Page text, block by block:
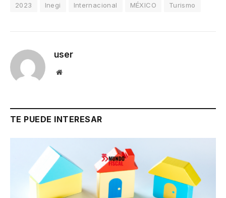
2023 Inegi Internacional MÉXICO Turismo
user
Website
TE PUEDE INTERESAR